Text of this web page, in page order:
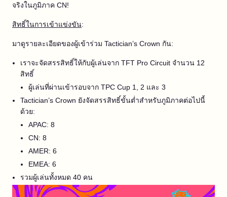
จริงในภูมิภาค CN!
สิทธิ์ในการเข้าแข่งขัน:
มาดูรายละเอียดของผู้เข้าร่วม Tactician’s Crown กัน:
เราจะจัดสรรสิทธิ์ให้กับผู้เล่นจาก TFT Pro Circuit จำนวน 12
สิทธิ์
ผู้เล่นที่ผ่านเข้ารอบจาก TPC Cup 1, 2 และ 3
Tactician’s Crown ยังจัดสรรสิทธิ์ขั้นต่ำสำหรับภูมิภาคต่อไปนี้
ด้วย:
APAC: 8
CN: 8
AMER: 6
EMEA: 6
รวมผู้เล่นทั้งหมด 40 คน